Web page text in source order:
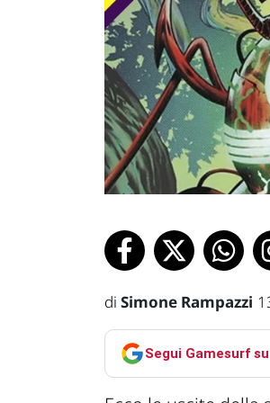
di Simone Rampazzi
Segui Gamesurf